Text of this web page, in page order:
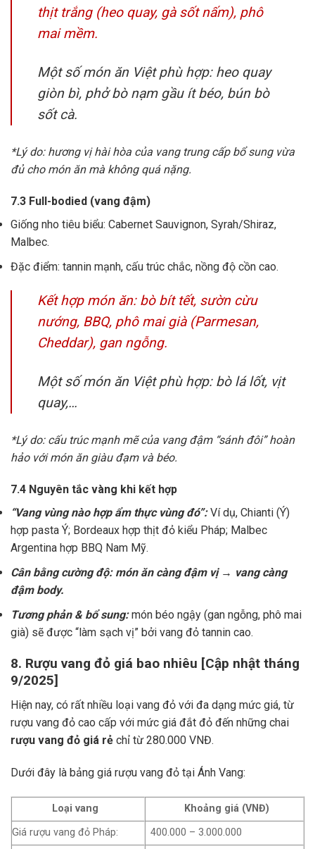
thịt trắng (heo quay, gà sốt nấm), phô
mai mềm.
Một số món ăn Việt phù hợp: heo quay
giòn bì, phở bò nạm gầu ít béo, bún bò
sốt cà.
*Lý do: hương vị hài hòa của vang trung cấp bổ sung vừa
đủ cho món ăn mà không quá nặng.
7.3 Full-bodied (vang đậm)
Giống nho tiêu biểu: Cabernet Sauvignon, Syrah/Shiraz,
Malbec.
Đặc điểm: tannin mạnh, cấu trúc chắc, nồng độ cồn cao.
Kết hợp món ăn: bò bít tết, sườn cừu
nướng, BBQ, phô mai già (Parmesan,
Cheddar), gan ngỗng.
Một số món ăn Việt phù hợp: bò lá lốt, vịt
quay,…
*Lý do: cấu trúc mạnh mẽ của vang đậm “sánh đôi” hoàn
hảo với món ăn giàu đạm và béo.
7.4 Nguyên tắc vàng khi kết hợp
“Vang vùng nào hợp ẩm thực vùng đó”:Ví dụ, Chianti (Ý)
hợp pasta Ý; Bordeaux hợp thịt đỏ kiểu Pháp; Malbec
Argentina hợp BBQ Nam Mỹ.
Cân bằng cường độ: món ăn càng đậm vị → vang càng
đậm body.
Tương phản & bổ sung:món béo ngậy (gan ngỗng, phô mai
già) sẽ được “làm sạch vị” bởi vang đỏ tannin cao.
8. Rượu vang đỏ giá bao nhiêu [Cập nhật tháng
9/2025]
Hiện nay, có rất nhiều loại vang đỏ với đa dạng mức giá, từ
rượu vang đỏ cao cấp với mức giá đắt đỏ đến những chai
rượu vang đỏ giá rẻ chỉ từ 280.000 VNĐ.
Dưới đây là bảng giá rượu vang đỏ tại Ánh Vang:
Loại vang
Khoảng giá (VNĐ)
Giá rượu vang đỏ Pháp:
400.000 – 3.000.000